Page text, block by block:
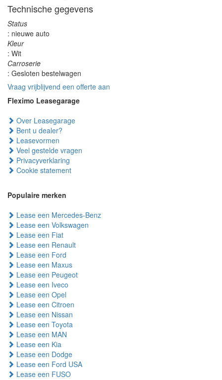
Technische gegevens
Status
: nieuwe auto
Kleur
: Wit
Carroserie
: Gesloten bestelwagen
Vraag vrijblijvend een offerte aan
Fleximo Leasegarage
Over Leasegarage
Bent u dealer?
Leasevormen
Veel gestelde vragen
Privacyverklaring
Cookie statement
Populaire merken
Lease een Mercedes-Benz
Lease een Volkswagen
Lease een Fiat
Lease een Renault
Lease een Ford
Lease een Maxus
Lease een Peugeot
Lease een Iveco
Lease een Opel
Lease een Citroen
Lease een Nissan
Lease een Toyota
Lease een MAN
Lease een Kia
Lease een Dodge
Lease een Ford USA
Lease een FUSO